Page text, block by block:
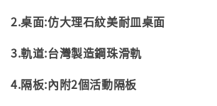
2.桌面:仿大理石紋美耐皿桌面
3.軌道:台灣製造鋼珠滑軌
4.隔板:內附2個活動隔板